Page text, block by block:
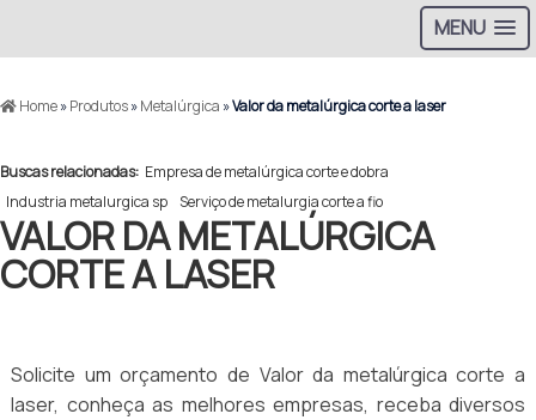
MENU
Home»Produtos»Metalúrgica »Valor da metalúrgica corte a laser
Buscas relacionadas: Empresa de metalúrgica corte e dobra
Industria metalurgica sp Serviço de metalurgia corte a fio
VALOR DA METALÚRGICA
CORTE A LASER
Solicite um orçamento de Valor da metalúrgica corte a
laser, conheça as melhores empresas, receba diversos